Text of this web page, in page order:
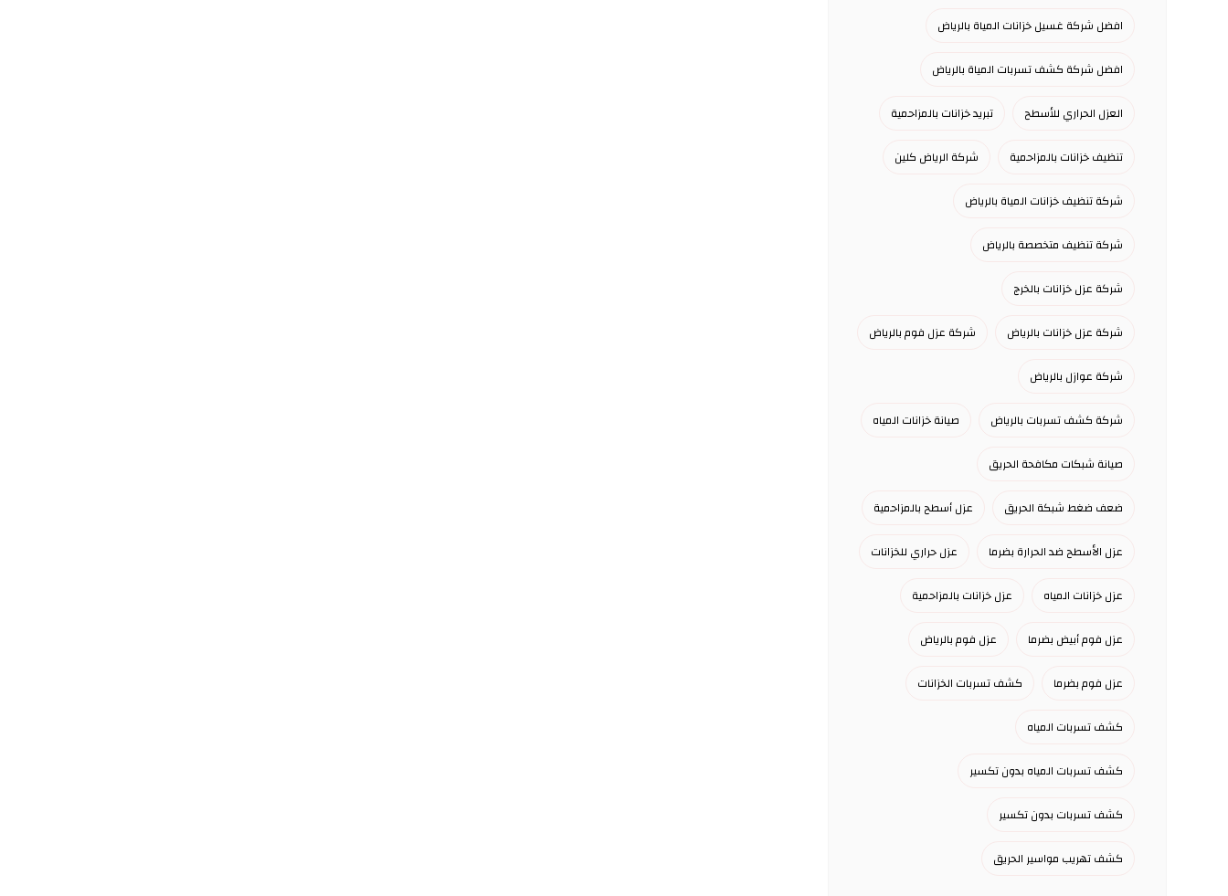
افضل شركة غسيل خزانات المياة بالرياض
افضل شركة كشف تسربات المياة بالرياض
العزل الحراري للأسطح تبريد خزانات بالمزاحمية
تنظيف خزانات بالمزاحمية شركة الرياض كلين
شركة تنظيف خزانات المياة بالرياض
شركة تنظيف متخصصة بالرياض
شركة عزل خزانات بالخرج
شركة عزل خزانات بالرياض شركة عزل فوم بالرياض
شركة عوازل بالرياض
شركة كشف تسربات بالرياض صيانة خزانات المياه
صيانة شبكات مكافحة الحريق
ضعف ضغط شبكة الحريق عزل أسطح بالمزاحمية
عزل الأسطح ضد الحرارة بضرما عزل حراري للخزانات
عزل خزانات المياه عزل خزانات بالمزاحمية
عزل فوم أبيض بضرما عزل فوم بالرياض
عزل فوم بضرما كشف تسربات الخزانات
كشف تسربات المياه
كشف تسربات المياه بدون تكسير
كشف تسربات بدون تكسير
كشف تهريب مواسير الحريق